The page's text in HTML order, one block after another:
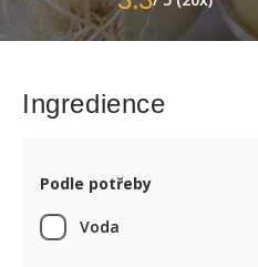
Ingredience
Podle potřeby
Voda